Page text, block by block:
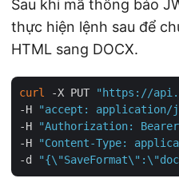
Sau khi mã thông báo
thực hiện lệnh sau để
HTML sang DOCX.
curl -X PUT
"https://
-H
"accept: application/
-H
"Authorization: Bearer
-H
"Content-Type:
-d